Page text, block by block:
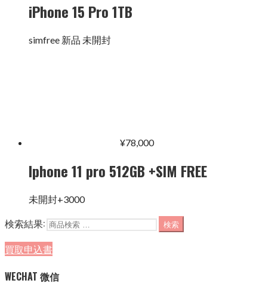
iPhone 15 Pro 1TB
simfree 新品 未開封
¥78,000
Iphone 11 pro 512GB +SIM FREE
未開封+3000
検索結果: 検索
買取申込書
WECHAT 微信